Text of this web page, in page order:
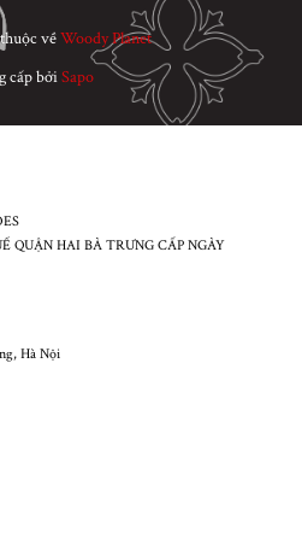
vềWoody Planet
cấp bởiSapo
QUẬN HAI BÀ TRƯNG CẤP NGÀY
Hà Nội